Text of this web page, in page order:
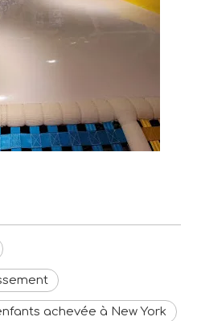
achevée à New York